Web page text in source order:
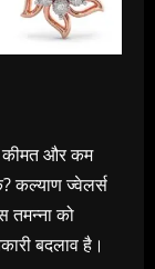
कीमत और कम
कल्याण ज्वेलर्स
को
बदलाव है।